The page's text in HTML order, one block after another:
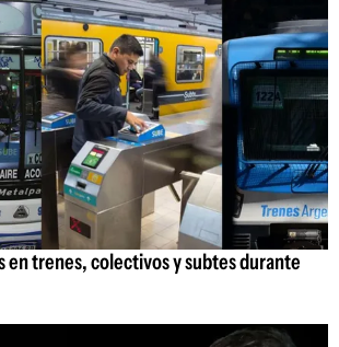
en trenes, colectivos y subtes durante